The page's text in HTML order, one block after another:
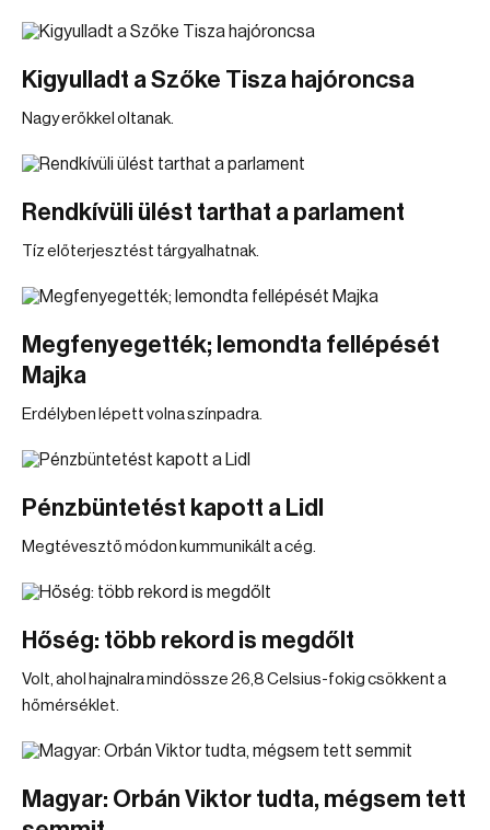
Kigyulladt a Szőke Tisza hajóroncsa
Nagy erőkkel oltanak.
Rendkívüli ülést tarthat a parlament
Tíz előterjesztést tárgyalhatnak.
Megfenyegették; lemondta fellépését
Majka
Erdélyben lépett volna színpadra.
Pénzbüntetést kapott a Lidl
Megtévesztő módon kummunikált a cég.
Hőség: több rekord is megdőlt
Volt, ahol hajnalra mindössze 26,8 Celsius-fokig csökkent a
hőmérséklet.
Magyar: Orbán Viktor tudta, mégsem tett